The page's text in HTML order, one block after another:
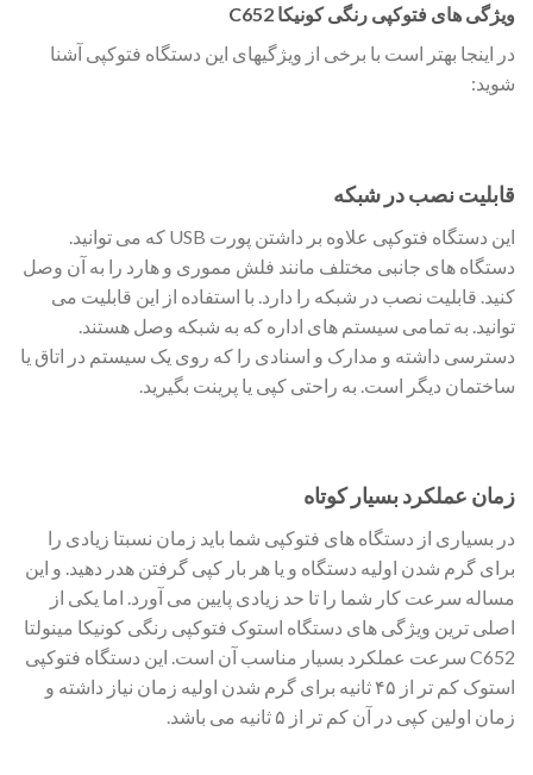
ویژگی های فتوکپی رنگی کونیکا C652
در اینجا بهتر است با برخی از ویژگیهای این دستگاه فتوکپی آشنا
شوید:
قابلیت نصب در شبکه
این دستگاه فتوکپی علاوه بر داشتن پورت USB که می توانید.
دستگاه های جانبی مختلف مانند فلش مموری و هارد را به آن وصل
کنید. قابلیت نصب در شبکه را دارد. با استفاده از این قابلیت می
توانید. به تمامی سیستم های اداره که به شبکه وصل هستند.
دسترسی داشته و مدارک و اسنادی را که روی یک سیستم در اتاق یا
ساختمان دیگر است. به راحتی کپی یا پرینت بگیرید.
زمان عملکرد بسیار کوتاه
در بسیاری از دستگاه های فتوکپی شما باید زمان نسبتا زیادی را
برای گرم شدن اولیه دستگاه و یا هر بار کپی گرفتن هدر دهید. و این
مساله سرعت کار شما را تا حد زیادی پایین می آورد. اما یکی از
اصلی ترین ویژگی های دستگاه استوک فتوکپی رنگی کونیکا مینولتا
C652 سرعت عملکرد بسیار مناسب آن است. این دستگاه فتوکپی
استوک کم تر از ۴۵ ثانیه برای گرم شدن اولیه زمان نیاز داشته و
زمان اولین کپی در آن کم تر از ۵ ثانیه می باشد.